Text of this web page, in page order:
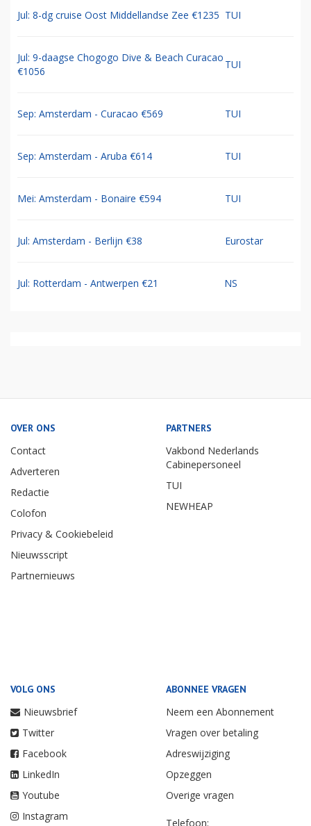
Jul: 8-dg cruise Oost Middellandse Zee €1235 TUI
Jul: 9-daagse Chogogo Dive & Beach Curacao
€1056
TUI
Sep: Amsterdam - Curacao €569 TUI
Sep: Amsterdam - Aruba €614 TUI
Mei: Amsterdam - Bonaire €594 TUI
Jul: Amsterdam - Berlijn €38 Eurostar
Jul: Rotterdam - Antwerpen €21 NS
OVER ONS
Contact
Adverteren
Redactie
Colofon
Privacy & Cookiebeleid
Nieuwsscript
Partnernieuws
PARTNERS
Vakbond Nederlands
Cabinepersoneel
TUI
NEWHEAP
VOLG ONS
Nieuwsbrief
Twitter
Facebook
LinkedIn
Youtube
Instagram
ABONNEE VRAGEN
Neem een Abonnement
Vragen over betaling
Adreswijziging
Opzeggen
Overige vragen
Telefoon: